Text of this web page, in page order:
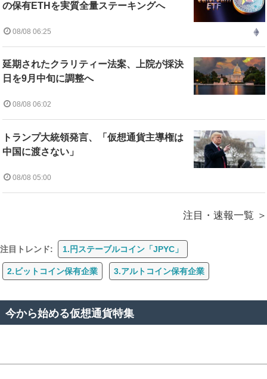
の保有ETHを実質全量ステーキングへ
08/08 06:25
延期されたクラリティー法案、上院が採決
日を9月中旬に調整へ
08/08 06:02
トランプ大統領発言、「仮想通貨主導権は
中国に渡さない」
08/08 05:00
注目・速報一覧
注目トレンド: 1.円ステーブルコイン「JPYC」
2.ビットコイン保有企業 3.アルトコイン保有企業
今から始める仮想通貨特集